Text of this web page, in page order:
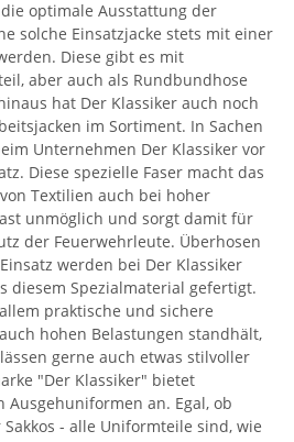
optimale Ausstattung der
solche Einsatzjacke stets mit einer
Diese gibt es mit
aber auch als Rundbundhose
hat Der Klassiker auch noch
im Sortiment. In Sachen
Unternehmen Der Klassiker vor
Diese spezielle Faser macht das
Textilien auch bei hoher
unmöglich und sorgt damit für
der Feuerwehrleute. Überhosen
werden bei Der Klassiker
diesem Spezialmaterial gefertigt.
praktische und sichere
hohen Belastungen standhält,
gerne auch etwas stilvoller
"Der Klassiker" bietet
Ausgehuniformen an. Egal, ob
- alle Uniformteile sind, wie